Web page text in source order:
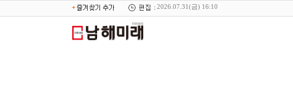
2026.07.31(금) 16:10